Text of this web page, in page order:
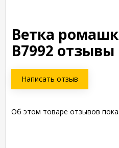
Ветка
В7992 отзывы
Написать отзыв
Об этом товаре отзывов